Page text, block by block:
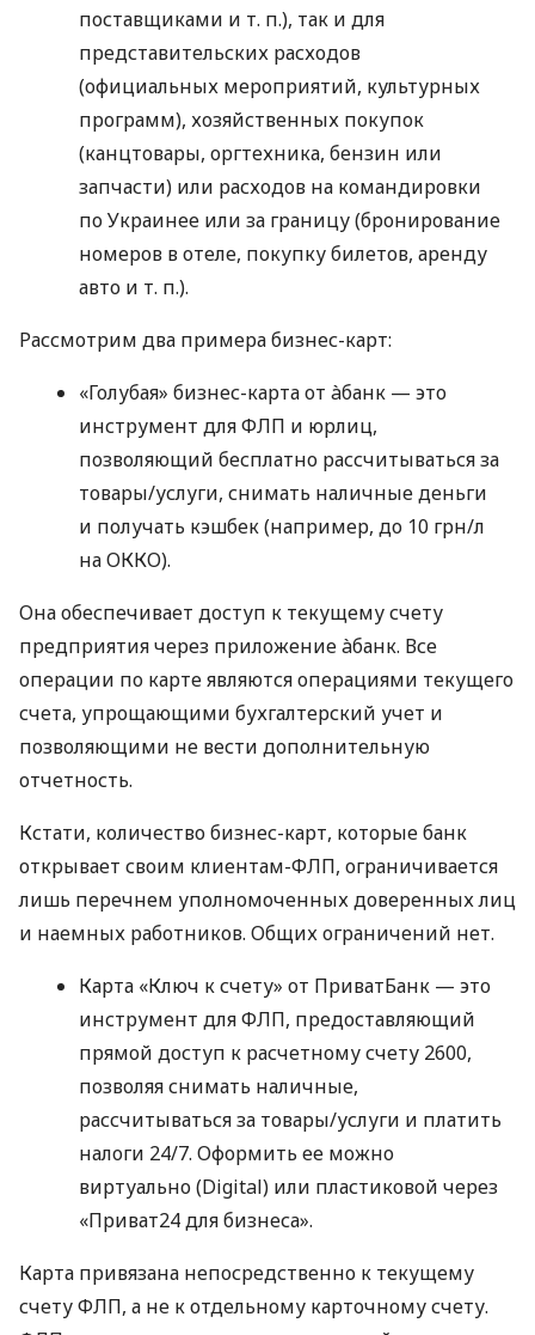
поставщиками и т. п.), так и для
представительских расходов
(официальных мероприятий, культурных
программ), хозяйственных покупок
(канцтовары, оргтехника, бензин или
запчасти) или расходов на командировки
по Украинее или за границу (бронирование
номеров в отеле, покупку билетов, аренду
авто и т. п.).
Рассмотрим два примера бизнес-карт:
«Голубая» бизнес-карта от àбанк — это
инструмент для ФЛП и юрлиц,
позволяющий бесплатно рассчитываться за
товары/услуги, снимать наличные деньги
и получать кэшбек (например, до 10 грн/л
на ОККО).
Она обеспечивает доступ к текущему счету
предприятия через приложение àбанк. Все
операции по карте являются операциями текущего
счета, упрощающими бухгалтерский учет и
позволяющими не вести дополнительную
отчетность.
Кстати, количество бизнес-карт, которые банк
открывает своим клиентам-ФЛП, ограничивается
лишь перечнем уполномоченных доверенных лиц
и наемных работников. Общих ограничений нет.
Карта «Ключ к счету» от ПриватБанк — это
инструмент для ФЛП, предоставляющий
прямой доступ к расчетному счету 2600,
позволяя снимать наличные,
рассчитываться за товары/услуги и платить
налоги 24/7. Оформить ее можно
виртуально (Digital) или пластиковой через
«Приват24 для бизнеса».
Карта привязана непосредственно к текущему
счету ФЛП, а не к отдельному карточному счету.